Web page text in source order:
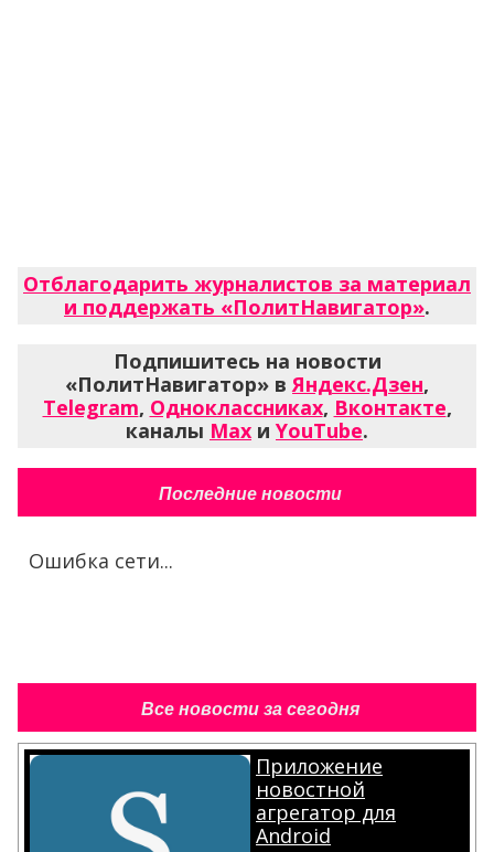
Отблагодарить журналистов за материал
и поддержать «ПолитНавигатор».
Подпишитесь на новости
«ПолитНавигатор» в Яндекс.Дзен,
Telegram, Одноклассниках, Вконтакте,
каналы Max и YouTube.
Последние новости
Ошибка сети...
Все новости за сегодня
Приложение
новостной
агрегатор для
Android